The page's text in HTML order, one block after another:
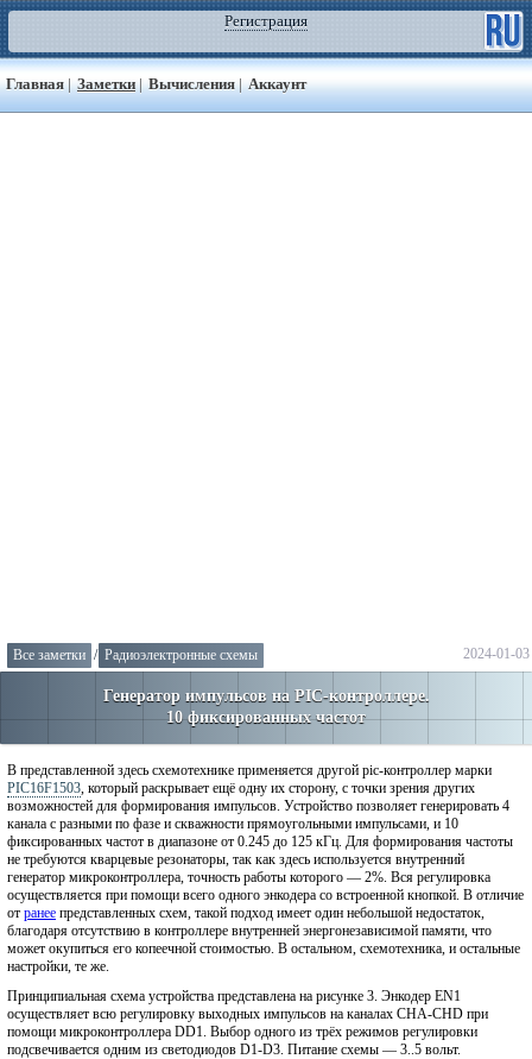
Регистрация
Главная | Заметки | Вычисления | Аккаунт
2024-01-03
Все заметки / Радиоэлектронные схемы
Генератор импульсов на PIC-контроллере.
10 фиксированных частот
В представленной здесь схемотехнике применяется другой pic-контроллер марки
PIC16F1503 , который раскрывает ещё одну их сторону, с точки зрения других
возможностей для формирования импульсов. Устройство позволяет генерировать 4
канала с разными по фазе и скважности прямоугольными импульсами, и 10
фиксированных частот в диапазоне от 0.245 до 125 кГц. Для формирования частоты
не требуются кварцевые резонаторы, так как здесь используется внутренний
генератор микроконтроллера, точность работы которого — 2%. Вся регулировка
осуществляется при помощи всего одного энкодера со встроенной кнопкой. В отличие
от ранее представленных схем, такой подход имеет один небольшой недостаток,
благодаря отсутствию в контроллере внутренней энергонезависимой памяти, что
может окупиться его копеечной стоимостью. В остальном, схемотехника, и остальные
настройки, те же.
Принципиальная схема устройства представлена на рисунке 3. Энкодер EN1
осуществляет всю регулировку выходных импульсов на каналах CHA-CHD при
помощи микроконтроллера DD1. Выбор одного из трёх режимов регулировки
подсвечивается одним из светодиодов D1-D3. Питание схемы — 3..5 вольт.